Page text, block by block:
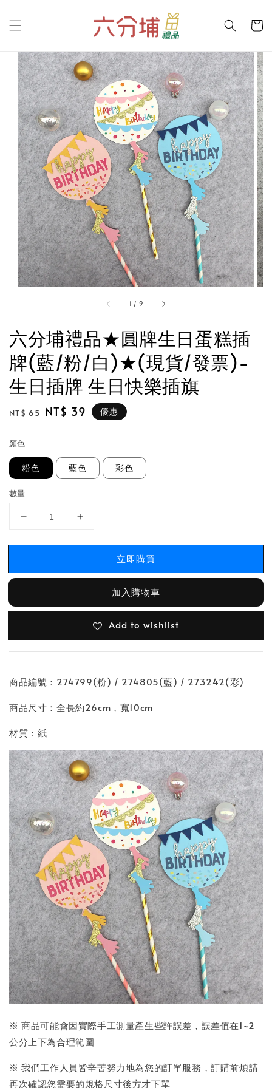
1 / 9
六分埔禮品★圓牌生日蛋糕插
牌(藍/粉/白)★(現貨/發票)-
生日插牌 生日快樂插旗
Regular
NT$ 65 Sale
NT$ 39 優惠
顏色
粉色 藍色 彩色
數量
立即購買
加入購物車
Add to wishlist
商品編號：274799(粉) / 274805(藍) / 273242(彩)
商品尺寸：全長約26cm，寬10cm
材質：紙
※ 商品可能會因實際手工測量產生些許誤差，誤差值在1~2
公分上下為合理範圍
※ 我們工作人員皆辛苦努力地為您的訂單服務，訂購前煩請
再次確認您需要的規格尺寸後方才下單